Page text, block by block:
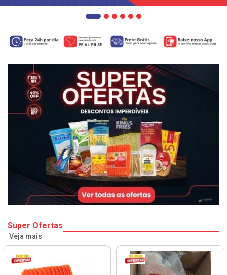
Super Ofertas
Veja mais